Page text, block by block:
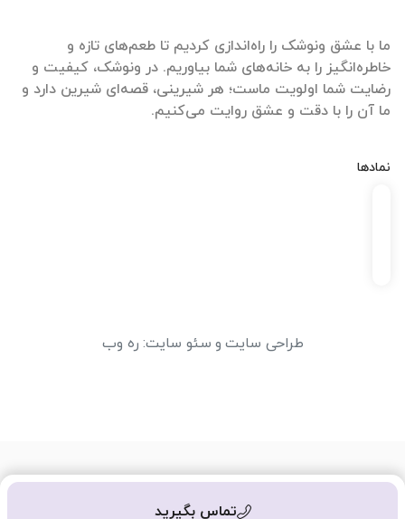
تماس بگیرید
ما با عشق ونوشک را راه‌اندازی کردیم تا طعم‌های تازه و
خاطره‌انگیز را به خانه‌های شما بیاوریم. در ونوشک، کیفیت و
رضایت شما اولویت ماست؛ هر شیرینی، قصه‌ای شیرین دارد و
ما آن را با دقت و عشق روایت می‌کنیم.
نمادها
طراحی سایت و سئو سایت: ره وب